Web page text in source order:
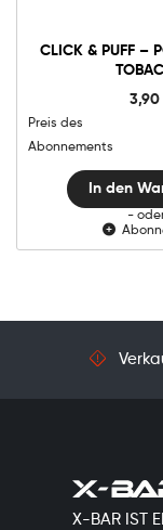
CLICK & PUFF –
3,90
Preis des
Abonnements
-
-
In den
In den
-
X-BAR IST